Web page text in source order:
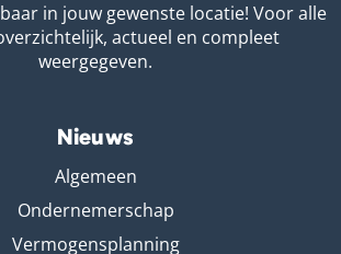
in jouw gewenste locatie! Voor alle
actueel en compleet
weergegeven.
Nieuws
Algemeen
Ondernemerschap
Vermogensplanning